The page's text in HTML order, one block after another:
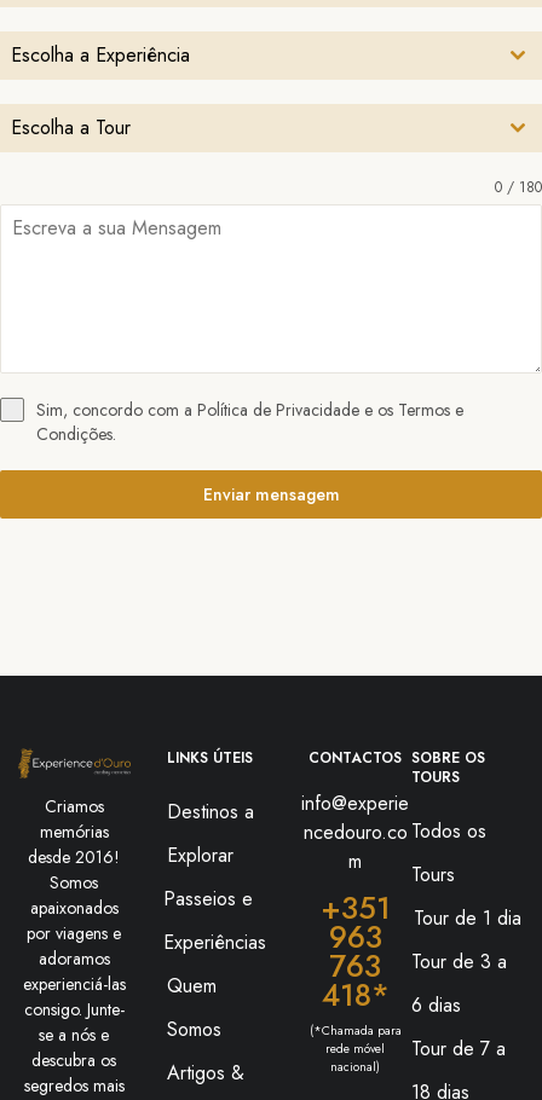
Escolha a Experiência
Escolha a Tour
0 / 180
Sim, concordo com a Política de Privacidade e os Termos e
Condições.
Enviar mensagem
Criamos
memórias
desde 2016!
Somos
apaixonados
por viagens e
adoramos
experienciá-las
consigo. Junte-
se a nós e
descubra os
segredos mais
LINKS ÚTEIS
Destinos a
Explorar
Passeios e
Experiências
Quem
Somos
Artigos &
SOBRE OS
TOURS
Todos os
Tours
Tour de 1 dia
Tour de 3 a
6 dias
Tour de 7 a
18 dias
CONTACTOS
info@experie
ncedouro.co
m
+351
963
763
418*
(*Chamada para
rede móvel
nacional)